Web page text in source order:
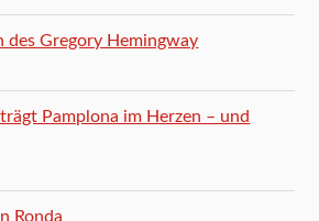
des Gregory Hemingway
Pamplona im Herzen – und
Ronda